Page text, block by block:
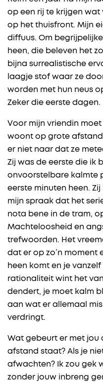
op een rij te krijgen
op het thuisfront. Mijn
diffuus. Om
heen, die beleven het
bijna surrealistische
laagje stof waar ze
worden met hun neus
Zeker die eerste dagen.
Voor mijn vriendin moet
woont op grote
er niet naar dat ze
Zij was de eerste die ik
onvoorstelbare kalmte
eerste minuten heen.
mijn spraak dat het
nota bene in de tram,
Machteloosheid en
trefwoorden. Het
dat er op zo’n moment
heen komt en je
rationaliteit wint het
dendert, je moet kalm
aan wat er allemaal
verdringt.
Wat gebeurt er met jou
afstand staat? Als je
afwachten? Ik zou gek
zonder jouw inbreng